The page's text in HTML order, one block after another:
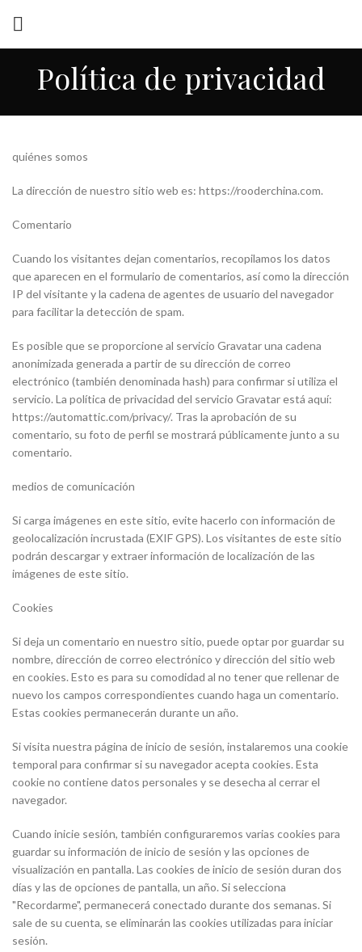
Política de privacidad
quiénes somos
La dirección de nuestro sitio web es: https://rooderchina.com.
Comentario
Cuando los visitantes dejan comentarios, recopilamos los datos
que aparecen en el formulario de comentarios, así como la dirección
IP del visitante y la cadena de agentes de usuario del navegador
para facilitar la detección de spam.
Es posible que se proporcione al servicio Gravatar una cadena
anonimizada generada a partir de su dirección de correo
electrónico (también denominada hash) para confirmar si utiliza el
servicio. La política de privacidad del servicio Gravatar está aquí:
https://automattic.com/privacy/. Tras la aprobación de su
comentario, su foto de perfil se mostrará públicamente junto a su
comentario.
medios de comunicación
Si carga imágenes en este sitio, evite hacerlo con información de
geolocalización incrustada (EXIF GPS). Los visitantes de este sitio
podrán descargar y extraer información de localización de las
imágenes de este sitio.
Cookies
Si deja un comentario en nuestro sitio, puede optar por guardar su
nombre, dirección de correo electrónico y dirección del sitio web
en cookies. Esto es para su comodidad al no tener que rellenar de
nuevo los campos correspondientes cuando haga un comentario.
Estas cookies permanecerán durante un año.
Si visita nuestra página de inicio de sesión, instalaremos una cookie
temporal para confirmar si su navegador acepta cookies. Esta
cookie no contiene datos personales y se desecha al cerrar el
navegador.
Cuando inicie sesión, también configuraremos varias cookies para
guardar su información de inicio de sesión y las opciones de
visualización en pantalla. Las cookies de inicio de sesión duran dos
días y las de opciones de pantalla, un año. Si selecciona
"Recordarme", permanecerá conectado durante dos semanas. Si
sale de su cuenta, se eliminarán las cookies utilizadas para iniciar
sesión.